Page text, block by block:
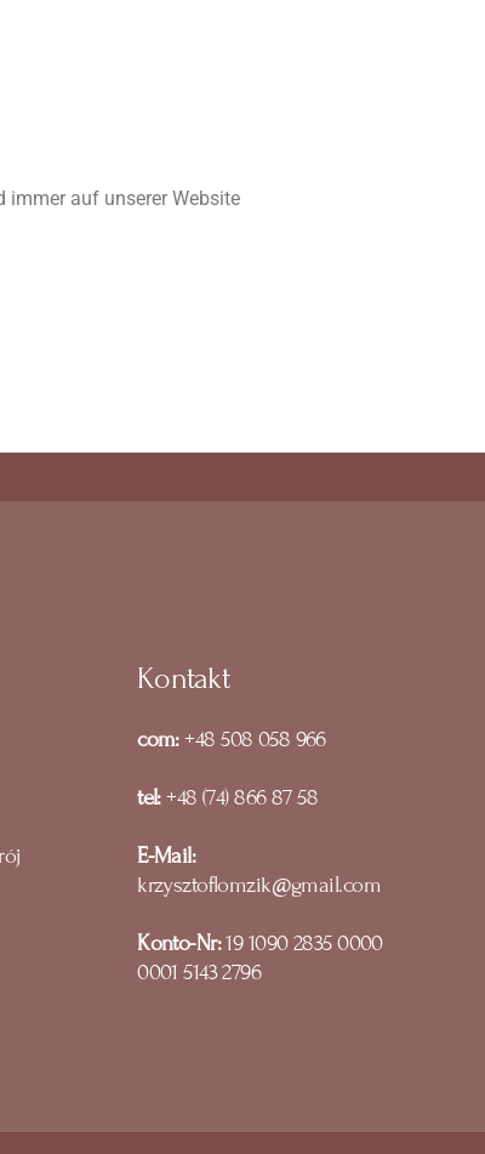
immer auf unserer Website
Kontakt
com:+48 508 058 966
tel:+48 (74) 866 87 58
E-Mail:
krzysztoflomzik@gmail.com
Konto-Nr:19 1090 2835 0000
0001 5143 2796